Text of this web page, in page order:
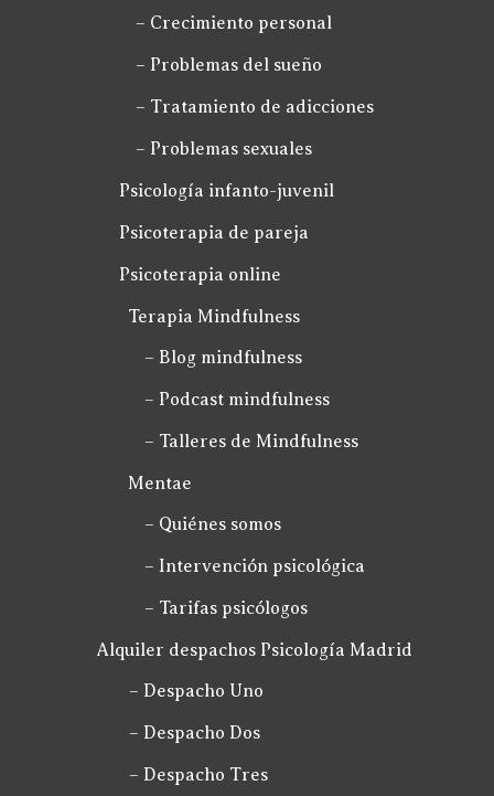
– Crecimiento personal
– Problemas del sueño
– Tratamiento de adicciones
– Problemas sexuales
Psicología infanto-juvenil
Psicoterapia de pareja
Psicoterapia online
Terapia Mindfulness
– Blog mindfulness
– Podcast mindfulness
– Talleres de Mindfulness
Mentae
– Quiénes somos
– Intervención psicológica
– Tarifas psicólogos
Alquiler despachos Psicología Madrid
– Despacho Uno
– Despacho Dos
– Despacho Tres